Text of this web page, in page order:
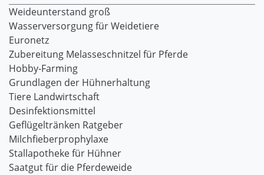
Weideunterstand groß
Wasserversorgung für Weidetiere
Euronetz
Zubereitung Melasseschnitzel für Pferde
Hobby-Farming
Grundlagen der Hühnerhaltung
Tiere Landwirtschaft
Desinfektionsmittel
Geflügeltränken Ratgeber
Milchfieberprophylaxe
Stallapotheke für Hühner
Saatgut für die Pferdeweide